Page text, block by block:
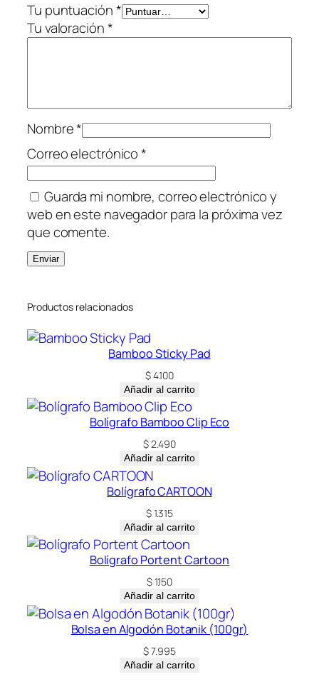
Tu puntuación*
Tu valoración*
Nombre*
Correo electrónico*
Guarda mi nombre, correo electrónico y
web en este navegador para la próxima vez
que comente.
Productos relacionados
Bamboo Sticky Pad
$4.100
Añadir al carrito
Bolígrafo Bamboo Clip Eco
$2.490
Añadir al carrito
Bolígrafo CARTOON
$1.315
Añadir al carrito
Bolígrafo Portent Cartoon
$1.150
Añadir al carrito
Bolsa en Algodón Botanik (100gr)
$7.995
Añadir al carrito